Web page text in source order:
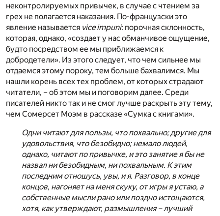
неконтролируемых привычек, в случае с чтением за
грех не полагается наказания. По-французски это
явление называется vice impuni: порочная склонность,
которая, однако, «создает у нас обманчивое ощущение,
будто посредством ее мы приближаемся к
добродетели». Из этого следует, что чем сильнее мы
отдаемся этому пороку, тем больше бахвалимся. Мы
нашли корень всех тех проблем, от которых страдают
читатели, – об этом мы и поговорим далее. Среди
писателей никто так и не смог лучше раскрыть эту тему,
чем Сомерсет Моэм в рассказе «Сумка с книгами».
Одни читают для пользы, что похвально; другие для
удовольствия, что безобидно; немало людей,
однако, читают по привычке, и это занятие я бы не
назвал ни безобидным, ни похвальным. К этим
последним отношусь, увы, и я. Разговор, в конце
концов, нагоняет на меня скуку, от игры я устаю, а
собственные мысли рано или поздно истощаются,
хотя, как утверждают, размышления – лучший